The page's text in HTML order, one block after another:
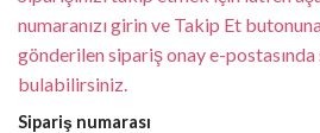
numaranızı girin ve Takip Et
gönderilen sipariş onay e-postasında
bulabilirsiniz.
Sipariş numarası